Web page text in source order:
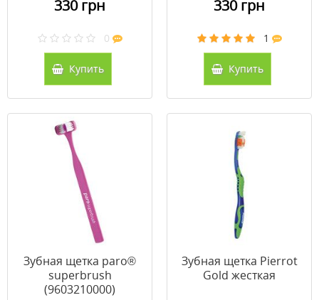
330 грн
0
Купить
330 грн
1
Купить
Зубная щетка paro®
superbrush
(9603210000)
Зубная щетка Pierrot
Gold жесткая